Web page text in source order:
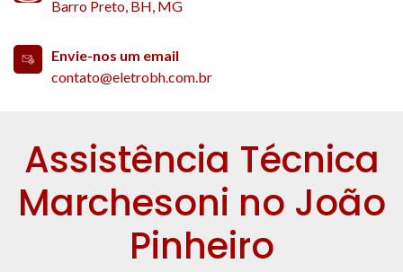
Barro Preto, BH, MG
Envie-nos um email
contato@eletrobh.com.br
Assistência Técnica
Marchesoni no João
Pinheiro